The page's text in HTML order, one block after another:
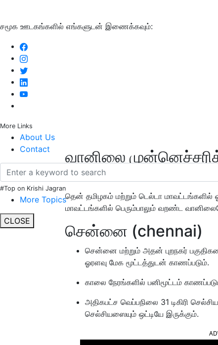
சமூக ஊடகங்களில் எங்களுடன் இணைக்கவும்:
More Links
About Us
Contact
#Top on Krishi Jagran
More Topics
CLOSE
வானிலை
21.01.21
தென் தமிழகம் மற்றும் டெல்டா மாவட்டங்களில்
மாவட்டங்களில் பெரும்பாலும் வறண்ட
சென்னை (chennai)
சென்னை மற்றும் அதன் புறநகர்
ஓரளவு மேக மூட்டத்துடன் காணப்படும்.
காலை நேரங்களில் பனிமூட்டம்
அதிகபட்ச வெப்பநிலை 31 டிகிரி
செல்சியஸையும் ஒட்டியே இருக்கும்.